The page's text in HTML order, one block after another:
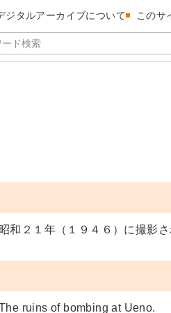
ジタルアーカイブについて このサ
昭和２１年（１９４６）に撮影
ruins of bombing at Ueno.